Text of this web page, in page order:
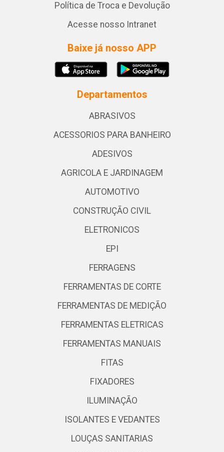
Política de Troca e Devolução
Acesse nosso Intranet
Baixe já nosso APP
Departamentos
ABRASIVOS
ACESSORIOS PARA BANHEIRO
ADESIVOS
AGRICOLA E JARDINAGEM
AUTOMOTIVO
CONSTRUÇÃO CIVIL
ELETRONICOS
EPI
FERRAGENS
FERRAMENTAS DE CORTE
FERRAMENTAS DE MEDIÇÃO
FERRAMENTAS ELETRICAS
FERRAMENTAS MANUAIS
FITAS
FIXADORES
ILUMINAÇÃO
ISOLANTES E VEDANTES
LOUÇAS SANITARIAS